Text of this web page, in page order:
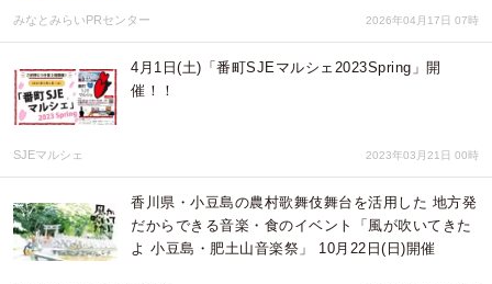
みなとみらいPRセンター 2026年04月17日 07時
4月1日(土)「番町SJEマルシェ2023Spring」開
催！！
SJEマルシェ 2023年03月21日 00時
香川県・小豆島の農村歌舞伎舞台を活用した 地方発
だからできる音楽・食のイベント「風が吹いてきた
よ 小豆島・肥土山音楽祭」 10月22日(日)開催